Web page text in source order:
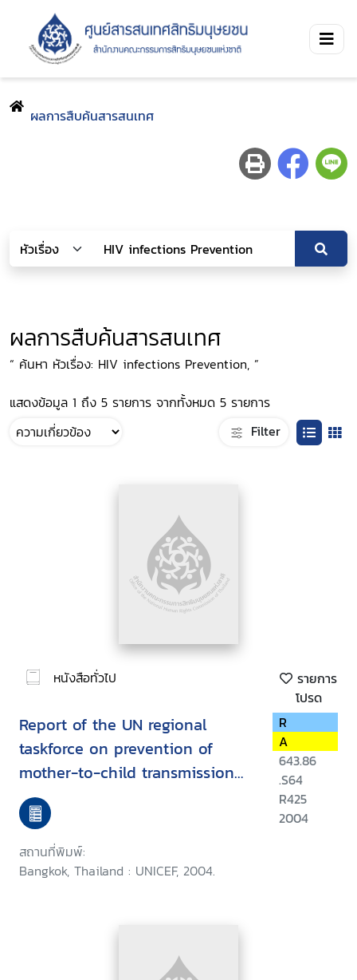
ผลการสืบค้นสารสนเทศ
ผลการสืบค้นสารสนเทศ
“ ค้นหา หัวเรื่อง: HIV infections Prevention, ”
แสดงข้อมูล 1 ถึง 5 รายการ จากทั้งหมด 5 รายการ
Filter
หนังสือทั่วไป
รายการ
โปรด
Report of the UN regional
taskforce on prevention of
mother-to-child transmission
of HIV : South, East Asia and
The Pacific, May 2004, Bangkok,
Thailand
สถานที่พิมพ์:
Bangkok, Thailand : UNICEF, 2004.
R
A
643.86
.S64
R425
2004